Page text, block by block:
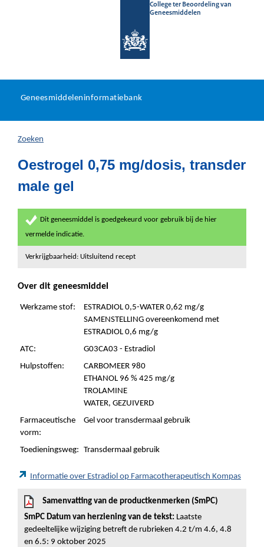
College ter Beoordeling van
Geneesmiddelen
U
hier:
Geneesmiddeleninformatiebank
Zoeken
Oestrogel 0,75 mg/dosis, transder
male gel
Dit geneesmiddel is goedgekeurd voor gebruik bij de hier
vermelde indicatie.
Verkrijgbaarheid: Uitsluitend recept
Over dit geneesmiddel
Werkzame stof:
ESTRADIOL 0,5-WATER 0,62 mg/g
SAMENSTELLING overeenkomend met
ESTRADIOL 0,6 mg/g
ATC:
G03CA03 - Estradiol
Hulpstoffen:
CARBOMEER 980
ETHANOL 96 % 425 mg/g
TROLAMINE
WATER, GEZUIVERD
Farmaceutische
vorm:
Gel voor transdermaal gebruik
Toedieningsweg: Transdermaal gebruik
Informatie over Estradiol op Farmacotherapeutisch Kompas
Samenvatting van de productkenmerken (SmPC)
SmPC Datum van herziening van de tekst: Laatste
gedeeltelijke wijziging betreft de rubrieken 4.2 t/m 4.6, 4.8
en 6.5: 9 oktober 2025